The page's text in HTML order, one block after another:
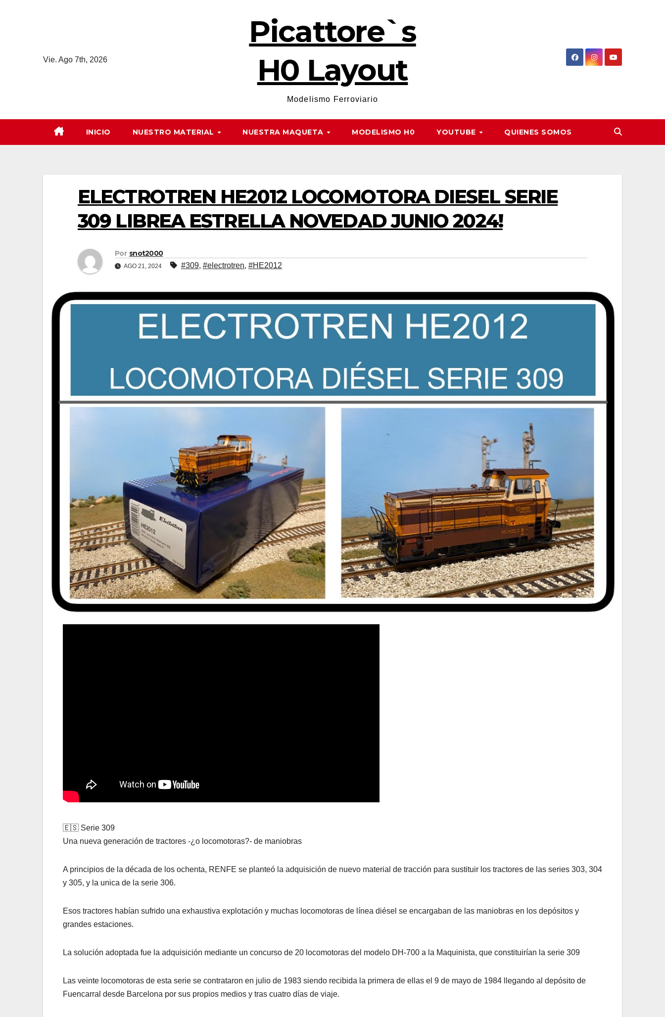
Vie. Ago 7th, 2026
Picattore`s
H0 Layout
Modelismo Ferroviario
INICIO NUESTRO MATERIAL NUESTRA MAQUETA MODELISMO H0 YOUTUBE QUIENES SOMOS
ELECTROTREN HE2012 LOCOMOTORA DIESEL SERIE
309 LIBREA ESTRELLA NOVEDAD JUNIO 2024!
Por snot2000
AGO 21, 2024 #309, #electrotren, #HE2012
🇪🇸 Serie 309
Una nueva generación de tractores -¿o locomotoras?- de maniobras
A principios de la década de los ochenta, RENFE se planteó la adquisición de nuevo material de tracción para sustituir los tractores de las series 303, 304
y 305, y la unica de la serie 306.
Esos tractores habían sufrido una exhaustiva explotación y muchas locomotoras de línea diésel se encargaban de las maniobras en los depósitos y
grandes estaciones.
La solución adoptada fue la adquisición mediante un concurso de 20 locomotoras del modelo DH-700 a la Maquinista, que constituirían la serie 309
Las veinte locomotoras de esta serie se contrataron en julio de 1983 siendo recibida la primera de ellas el 9 de mayo de 1984 llegando al depósito de
Fuencarral desde Barcelona por sus propios medios y tras cuatro días de viaje.